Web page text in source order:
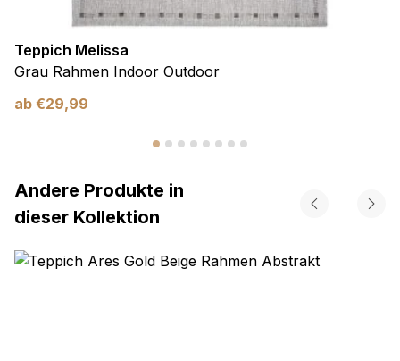
Teppich Melissa
Grau Rahmen Indoor Outdoor
ab €29,99
Andere Produkte in
dieser Kollektion